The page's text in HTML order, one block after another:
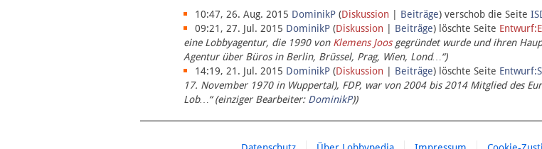
10:47, 26. Aug. 2015 DominikP (Diskussion | Beiträge) verschob die Seite
09:21, 27. Jul. 2015 DominikP (Diskussion | Beiträge) löschte Seite
eine Lobbyagentur, die 1990 von Klemens Joosgegründet wurde und ihren
Agentur über Büros in Berlin, Brüssel, Prag, Wien, Lond…“)
14:19, 21. Jul. 2015 DominikP (Diskussion | Beiträge) löschte Seite
17. November 1970 in Wuppertal), FDP, war von 2004 bis 2014 Mitglied des
Lob…“ (einziger Bearbeiter: DominikP))